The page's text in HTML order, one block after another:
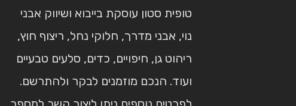
טופית סטון עוסקת בייבוא ושיווק אבני
נוי, אבני מדרך, חלוקי נחל, ריצוף חוץ,
ריהוט גן, חיפויים, כדים, סלעים טבעיים
ועוד. הנכם מוזמנים לבקר ולהתרשם.